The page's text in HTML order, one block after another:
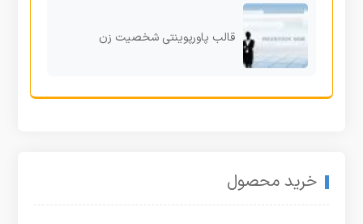
قالب پاورپوینتی شخصیت زن
خرید محصول